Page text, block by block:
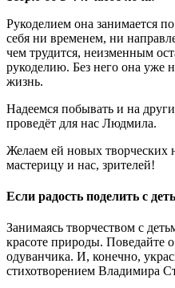
Рукоделием она занимается
себя ни временем, ни
чем трудится, неизменным
рукоделию. Без него она уже
жизнь.
Надеемся побывать и на
проведёт для нас Людмила.
Желаем ей новых творческих
мастерицу и нас, зрителей!
Если радость поделить с
Занимаясь творчеством с
красоте природы. Поведайте
одуванчика. И, конечно,
стихотворением Владимира